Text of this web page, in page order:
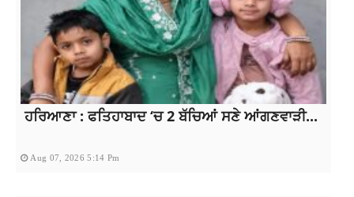
ਹਰਿਆਣਾ : ਫਤਿਹਾਬਾਦ ‘ਚ 2 ਬੱਚਿਆਂ ਸਣੇ ਆਂਗਣਵਾੜੀ...
Aug 07, 2026 5:14 Pm